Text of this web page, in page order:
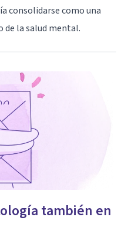
consolidarse como una
de la salud mental.
también en